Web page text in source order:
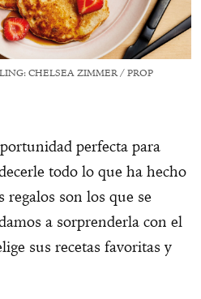
CHELSEA ZIMMER / PROP
perfecta para
todo lo que ha hecho
son los que se
a sorprenderla con el
sus recetas favoritas y